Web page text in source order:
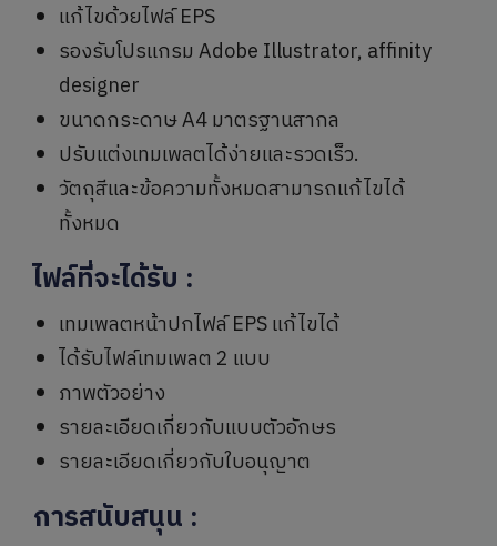
แก้ไขด้วยไฟล์ EPS
รองรับโปรแกรม Adobe Illustrator, affinity
designer
ขนาดกระดาษ A4 มาตรฐานสากล
ปรับแต่งเทมเพลตได้ง่ายและรวดเร็ว.
วัตถุสีและข้อความทั้งหมดสามารถแก้ไขได้
ทั้งหมด
ไฟล์ที่จะได้รับ :
เทมเพลตหน้าปกไฟล์ EPS แก้ไขได้
ได้รับไฟล์เทมเพลต 2 แบบ
ภาพตัวอย่าง
รายละเอียดเกี่ยวกับแบบตัวอักษร
รายละเอียดเกี่ยวกับใบอนุญาต
การสนับสนุน :